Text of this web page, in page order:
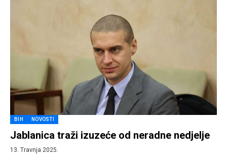
BIH NOVOSTI
Jablanica traži izuzeće od neradne nedjelje
13. Travnja 2025.